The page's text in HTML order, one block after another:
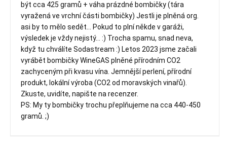
být cca 425 gramů + váha prázdné bombičky (tára
vyražená ve vrchní části bombičky) Jestli je plněná org.
asi by to mělo sedět… Pokud to plní někde v garáži,
výsledek je vždy nejistý… :) Trocha spamu, snad neva,
když tu chválíte Sodastream :) Letos 2023 jsme začali
vyrábět bombičky WineGAS plněné přírodním CO2
zachyceným při kvasu vína. Jemnější perlení, přírodní
produkt, lokální výroba (CO2 od moravských vinařů).
Zkuste, uvidíte, napište na recenzer.
PS: My ty bombičky trochu přeplňujeme na cca 440-450
gramů. ;)